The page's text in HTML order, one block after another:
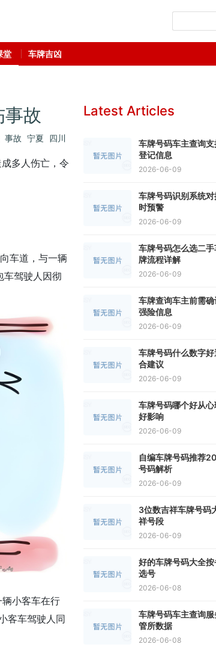
堂 车牌吉凶
故
事故 宁夏 四川
多人伤亡，令
车道，与一辆
车驾驶人因彻
小客车在行
客车驾驶人同
Latest Articles
车牌号码车主查询
登记信息
2026-06-09
车牌号码识别系统
时预警
2026-06-09
车牌号码怎么选二
牌流程详解
2026-06-09
车牌查询车主前需
强险信息
2026-06-09
车牌号码什么数字
合建议
2026-06-09
车牌号码哪个好从
好影响
2026-06-09
自编车牌号码推荐
号码解析
2026-06-09
3位数吉祥车牌号码
祥号段
2026-06-09
好的车牌号码大全
选号
2026-06-08
车牌号码车主查询
管所数据
2026-06-08